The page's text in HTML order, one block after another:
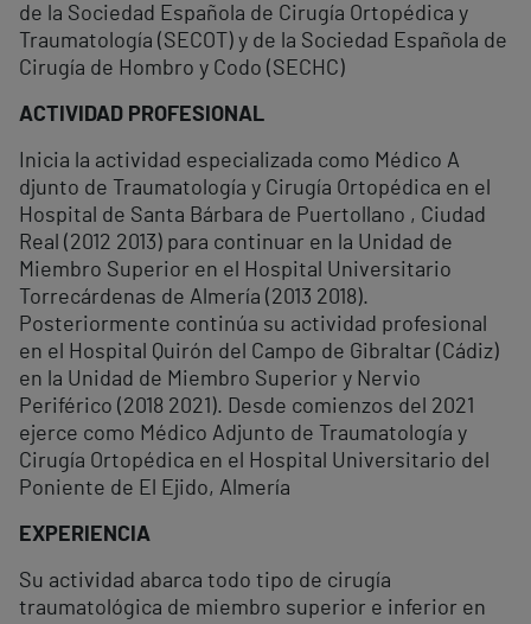
de la Sociedad Española de Cirugía Ortopédica y
Traumatología (SECOT) y de la Sociedad Española de
Cirugía de Hombro y Codo (SECHC)
ACTIVIDAD PROFESIONAL
Inicia la actividad especializada como Médico A
djunto de Traumatología y Cirugía Ortopédica en el
Hospital de Santa Bárbara de Puertollano , Ciudad
Real (2012 2013) para continuar en la Unidad de
Miembro Superior en el Hospital Universitario
Torrecárdenas de Almería (2013 2018).
Posteriormente continúa su actividad profesional
en el Hospital Quirón del Campo de Gibraltar (Cádiz)
en la Unidad de Miembro Superior y Nervio
Periférico (2018 2021). Desde comienzos del 2021
ejerce como Médico Adjunto de Traumatología y
Cirugía Ortopédica en el Hospital Universitario del
Poniente de El Ejido, Almería
EXPERIENCIA
Su actividad abarca todo tipo de cirugía
traumatológica de miembro superior e inferior en